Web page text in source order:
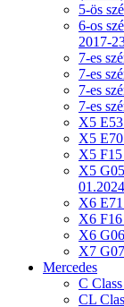
5-ös
6-os
2017-
7-es
7-es
7-es
7-es
X5 E53
X5 E70
X5
X5
X6
X6
X6
X7
Mercedes
C
CL